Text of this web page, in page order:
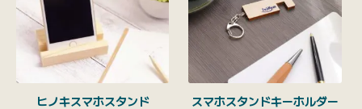
ヒノキスマホスタンド スマホスタンドキーホルダー